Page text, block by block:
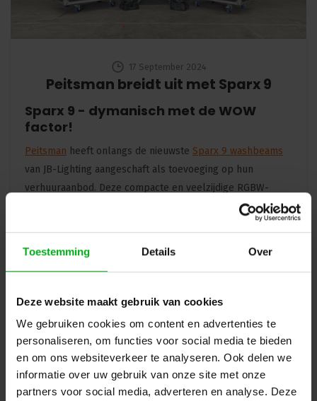
Toestemming Details Over
Deze website maakt gebruik van cookies
We gebruiken cookies om content en advertenties te
personaliseren, om functies voor social media te bieden
en om ons websiteverkeer te analyseren. Ook delen we
informatie over uw gebruik van onze site met onze
partners voor social media, adverteren en analyse. Deze
17 September 2024
Peitsman breidt uit met Sparx 9
Sparx 9 - dymanisch met de WOW
factor!
Peitsman heeft onlangs de nieuwste Sparx 9 washbeams
van JB-Lighting aangeschaft als toevoeging op hun
verhuuraanbod. Deze compacte en veelzijdige RGBW-
armaturen staan bekend om hun krachtige lichtopbrengst,
hoge snelheid en indrukwekkende zoommogelijkheden.
evenementenbranche.
De Sparx 9 combineert krachtige RGBW OSRAM-leds met
een zoombereik van 2.3° – 55° in 0.5 seconden en een
extreem snelle pan en tilt beweging, waardoor hij
inzetbaar is voor zowel kleine als grootschalige
evenementen. Daarnaast is ook ditSparx-armatuuronder